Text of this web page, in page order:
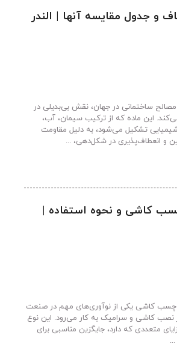
مصالح ساختمانی در جهان، نقش بی‌بدیلی در
این ماده که از ترکیب سیمان، آب،
تشکیل می‌شود، به دلیل مقاومت
و انعطاف‌پذیری در شکل‌دهی، ...
کاشی و نحوه استفاده |
کاشی یکی از نوآوری‌های مهم در صنعت
کاشی و سرامیک به کار می‌رود. این نوع
متعددی که دارد، جایگزین مناسبی برای